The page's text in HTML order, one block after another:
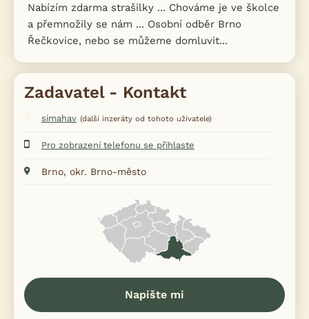
Nabízím zdarma strašilky ... Chováme je ve školce
a přemnožily se nám ... Osobní odběr Brno
Řečkovice, nebo se můžeme domluvit...
Zadavatel - Kontakt
simahav (další inzeráty od tohoto uživatele)
Pro zobrazení telefonu se přihlaste
Brno, okr. Brno-město
Napište mi